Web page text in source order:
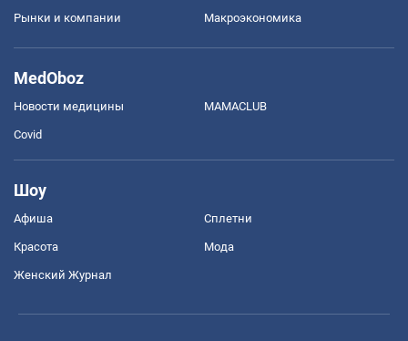
Рынки и компании Mакроэкономика
MedOboz
Новости медицины MAMACLUB
Covid
Шоу
Афиша Сплетни
Красота Мода
Женский Журнал